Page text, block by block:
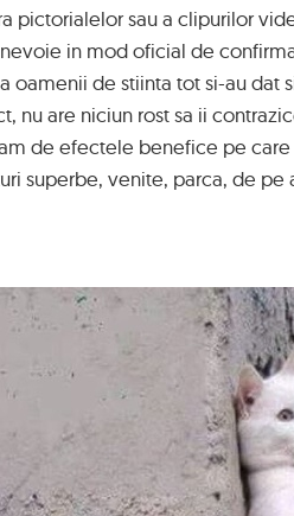
pictorialelor sau a clipurilor
in mod oficial de
oamenii de stiinta tot si-au dat
nu are niciun rost sa ii
de efectele benefice pe
superbe, venite, parca, de pe